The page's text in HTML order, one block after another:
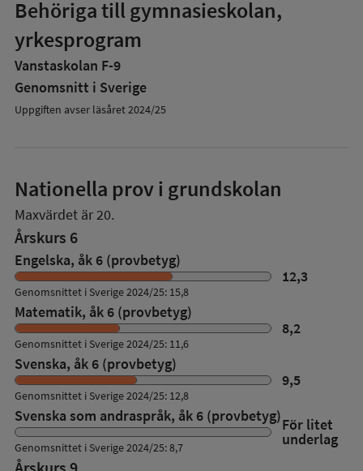
Behöriga till gymnasieskolan,
yrkesprogram
Vanstaskolan F-9
Genomsnitt i Sverige
Uppgiften avser läsåret 2024/25
Nationella prov i grundskolan
Maxvärdet är 20.
Årskurs 6
Engelska, åk 6 (provbetyg)
12,3
Genomsnittet i Sverige 2024/25: 15,8
Matematik, åk 6 (provbetyg)
8,2
Genomsnittet i Sverige 2024/25: 11,6
Svenska, åk 6 (provbetyg)
9,5
Genomsnittet i Sverige 2024/25: 12,8
Svenska som andraspråk, åk 6 (provbetyg)För litet
underlag
Genomsnittet i Sverige 2024/25: 8,7